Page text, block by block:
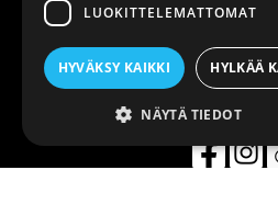
Eagle Club
010 411
LUOKITTELEMATTOMAT
HYVÄKSY KAIKKI HYLKÄÄ
NÄYTÄ TIEDOT